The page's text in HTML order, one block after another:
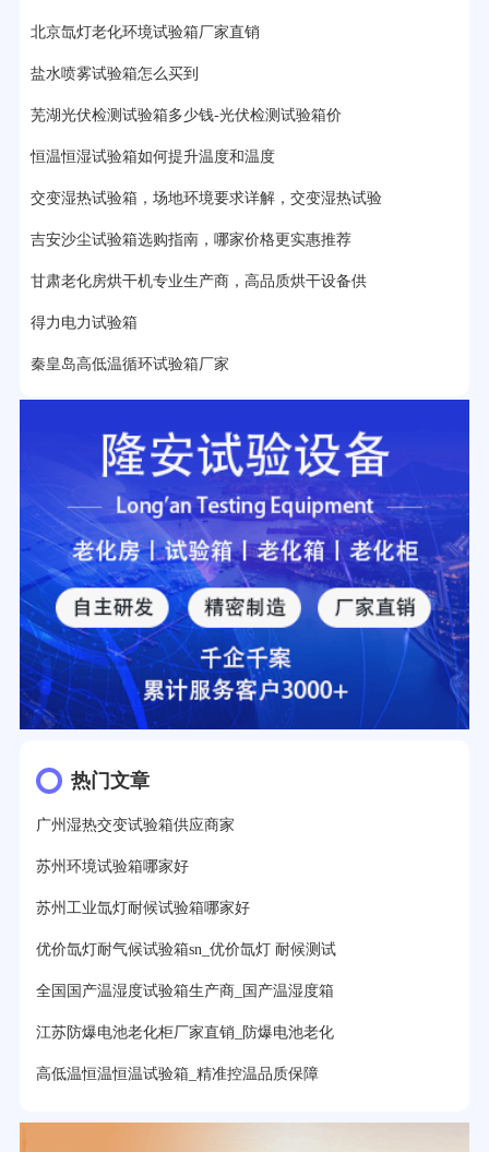
22分钟前用户提问：紫外线老化箱辐照时间是多久？
25分钟前用户提问：老化箱和干燥箱区别？
27分钟前用户提问：移动电源老化柜与电池柜的区别？
32分钟前用户提问：氙灯老化试验箱价格多少？
2分钟前用户提问：大型高温老化房价格多少钱？
北京氙灯老化环境试验箱厂家直销
盐水喷雾试验箱怎么买到
芜湖光伏检测试验箱多少钱-光伏检测试验箱价
恒温恒湿试验箱如何提升温度和温度
交变湿热试验箱，场地环境要求详解，交变湿热试验
吉安沙尘试验箱选购指南，哪家价格更实惠推荐
甘肃老化房烘干机专业生产商，高品质烘干设备供
得力电力试验箱
秦皇岛高低温循环试验箱厂家
热门文章
广州湿热交变试验箱供应商家
苏州环境试验箱哪家好
苏州工业氙灯耐候试验箱哪家好
优价氙灯耐气候试验箱sn_优价氙灯 耐候测试
全国国产温湿度试验箱生产商_国产温湿度箱
江苏防爆电池老化柜厂家直销_防爆电池老化
高低温恒温恒温试验箱_精准控温品质保障